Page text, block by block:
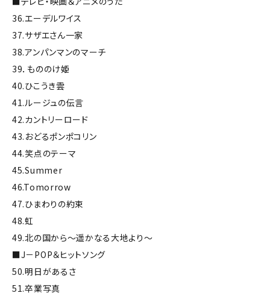
36.エーデルワイス
37.サザエさん一家
38.アンパンマンのマーチ
39．もののけ姫
40.ひこうき雲
41.ルージュの伝言
42.カントリーロード
43.おどるポンポコリン
44.笑点のテーマ
45.Summer
46.Tomorrow
47.ひまわりの約束
48.虹
49.北の国から～遥かなる大地より～
■J－POP＆ヒットソング
50.明日があるさ
51.卒業写真